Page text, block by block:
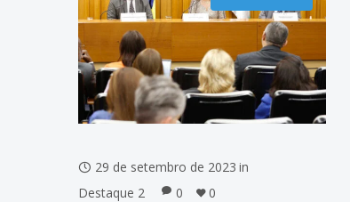
29 de setembro de 2023 in
Destaque 2
0 0